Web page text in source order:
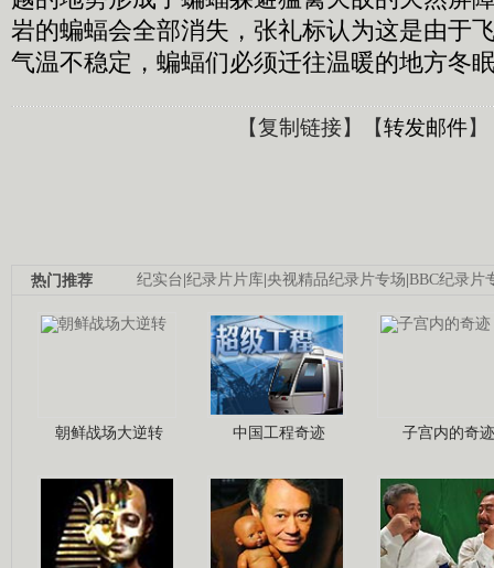
岩的蝙蝠会全部消失，张礼标认为这是由于
气温不稳定，蝙蝠们必须迁往温暖的地方冬
【复制链接】【转发邮件】
纪实台|纪录片片库|央视精品纪录片专场|BBC纪录片
热门推荐
朝鲜战场大逆转 中国工程奇迹 子宫内的奇迹